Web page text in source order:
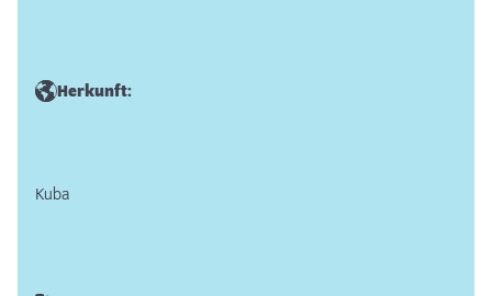
Herkunft:
Kuba